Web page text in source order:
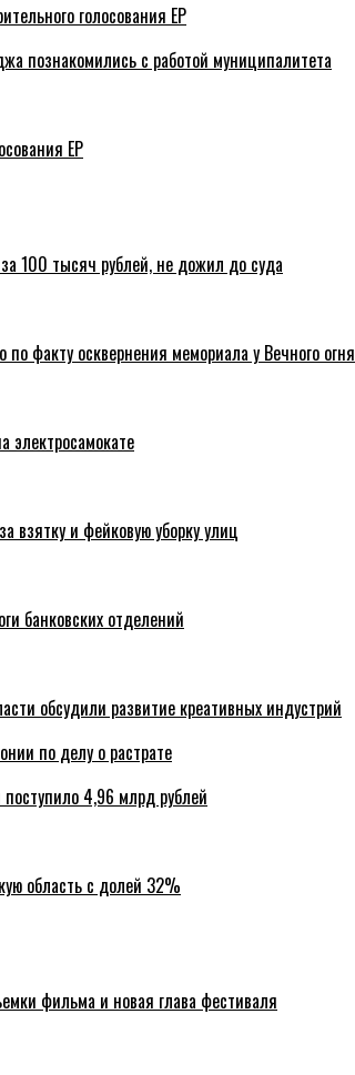
голосования ЕР
познакомились с работой муниципалитета
ЕР
100 тысяч рублей, не дожил до суда
факту осквернения мемориала у Вечного огня
электросамокате
взятку и фейковую уборку улиц
банковских отделений
обсудили развитие креативных индустрий
по делу о растрате
4,96 млрд рублей
область с долей 32%
фильма и новая глава фестиваля